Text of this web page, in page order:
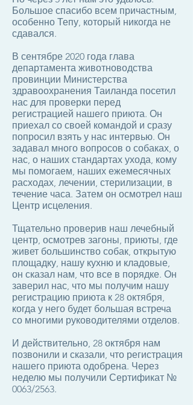
Большое спасибо всем причастным,
особенно Тепу, который никогда не
сдавался.
В сентябре 2020 года глава
департамента животноводства
провинции Министерства
здравоохранения Таиланда посетил
нас для проверки перед
регистрацией нашего приюта. Он
приехал со своей командой и сразу
попросил взять у нас интервью. Он
задавал много вопросов о собаках, о
нас, о наших стандартах ухода, кому
мы помогаем, наших ежемесячных
расходах, лечении, стерилизации, в
течение часа. Затем он осмотрел наш
Центр исцеления.
Тщательно проверив наш лечебный
центр, осмотрев загоны, приюты, где
живет большинство собак, открытую
площадку, нашу кухню и кладовые,
он сказал нам, что все в порядке. Он
заверил нас, что мы получим нашу
регистрацию приюта к 28 октября,
когда у него будет большая встреча
со многими руководителями отделов.
И действительно, 28 октября нам
позвонили и сказали, что регистрация
нашего приюта одобрена. Через
неделю мы получили Сертификат №
0063/2563.